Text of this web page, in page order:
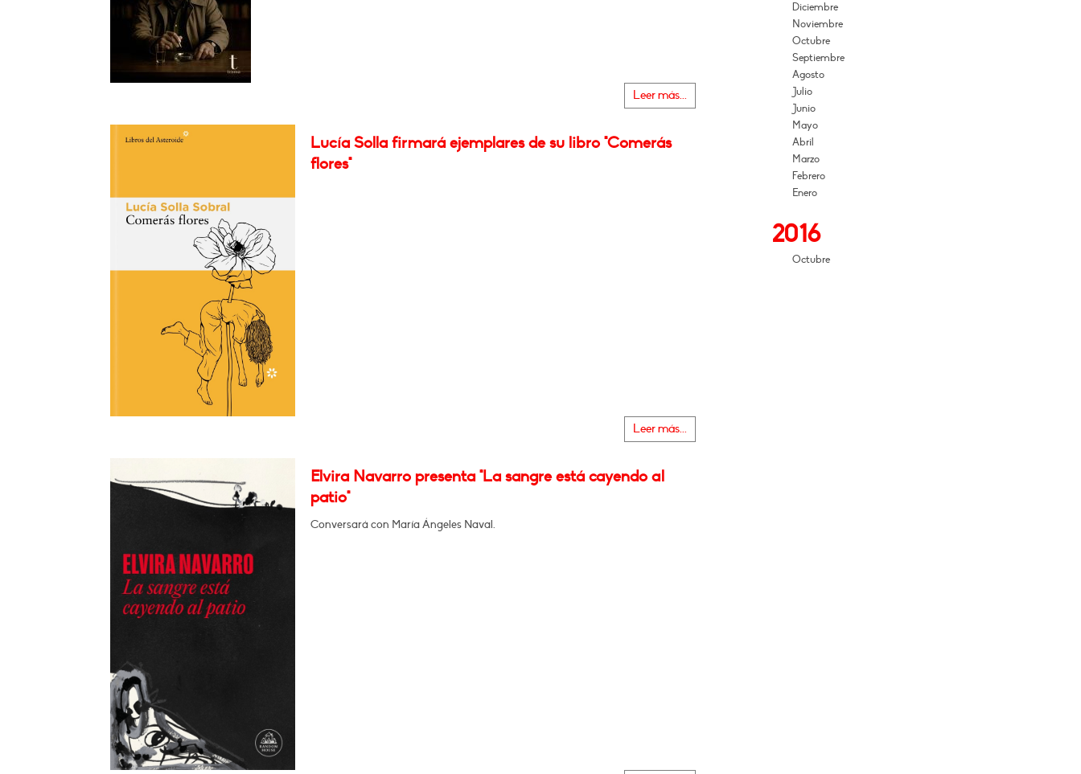
Leer más...
Lucía Solla firmará ejemplares de su libro "Comerás
flores"
Leer más...
Elvira Navarro presenta "La sangre está cayendo al
patio"
Conversará con María Ángeles Naval.
Diciembre
Noviembre
Octubre
Septiembre
Agosto
Julio
Junio
Mayo
Abril
Marzo
Febrero
Enero
2016
Octubre